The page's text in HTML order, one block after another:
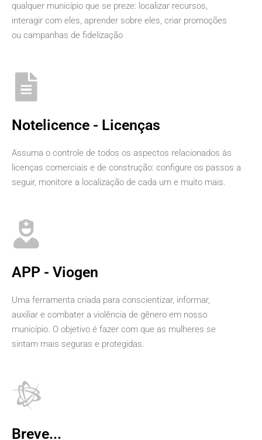
qualquer município que se preze: localizar recursos,
interagir com eles, aprender sobre eles, criar promoções
ou campanhas de fidelização
Notelicence - Licenças
Assuma o controle de todos os aspectos relacionados às
licenças comerciais e de construção: configure os passos a
seguir, monitore a localização de cada um e muito mais.
APP - Viogen
Uma ferramenta criada para conscientizar, informar,
auxiliar e combater a violência de gênero em nosso
município. O objetivo é fazer com que as mulheres se
sintam mais seguras e protegidas.
Breve...